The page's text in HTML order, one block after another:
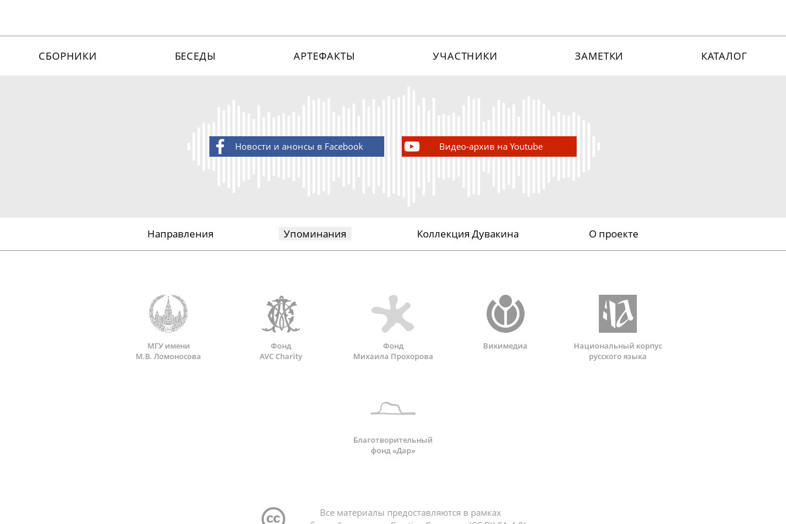
СБОРНИКИ БЕСЕДЫ АРТЕФАКТЫ УЧАСТНИКИ ЗАМЕТКИ КАТАЛОГ
Новости и анонсы в Facebook Видео-архив на Youtube
Направления Упоминания Коллекция Дувакина О проекте
МГУ имени
М.В. Ломоносова
Фонд
AVC Charity
Фонд
Михаила Прохорова
Викимедиа
Национальный корпус
русского языка
Благотворительный
фонд «Дар»
Все материалы предоставляются в рамках